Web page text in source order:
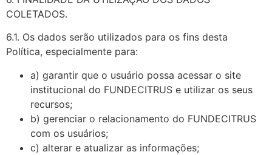
COLETADOS.
6.1. Os dados serão utilizados para os fins desta
Política, especialmente para:
a) garantir que o usuário possa acessar o site
institucional do FUNDECITRUS e utilizar os seus
recursos;
b) gerenciar o relacionamento do FUNDECITRUS
com os usuários;
c) alterar e atualizar as informações;